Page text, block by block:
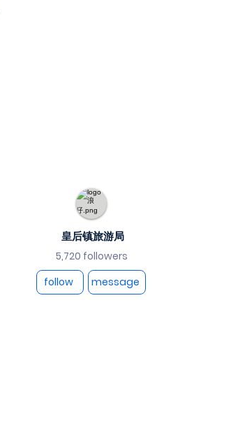
皇后镇旅游局
5,720 followers
follow
message